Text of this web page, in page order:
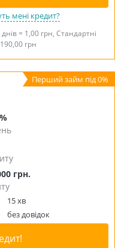
мені кредит?
= 1,00 грн, Стандартні
грн
грн.
15 хв
без довідок